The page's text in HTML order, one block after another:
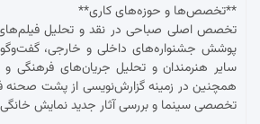
**تخصص‌ها و حوزه‌های کاری**
تخصص اصلی صباحی در نقد و تحلیل فیلم‌های
پوشش جشنواره‌های داخلی و خارجی، گفت‌وگو با
سایر هنرمندان و تحلیل جریان‌های
همچنین در زمینه گزارش‌نویسی از پشت صحنه
تخصصی سینما و بررسی آثار جدید نمایش خانگی